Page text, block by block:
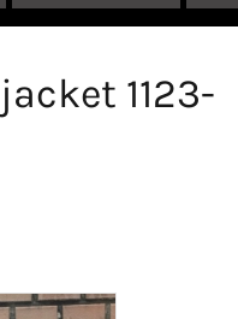
1123-